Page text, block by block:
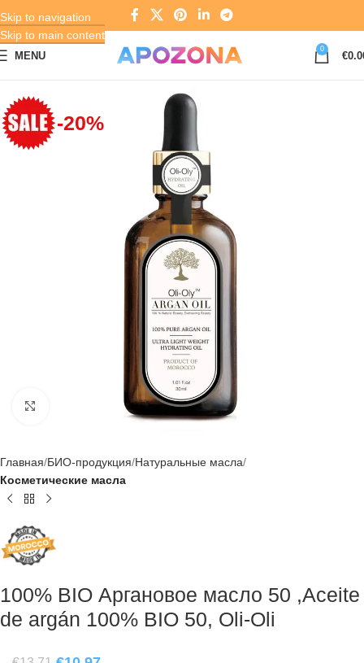
Skip to navigation
Skip to main content
MENU
0
€
-20%
Click to enlarge
Главная БИО-продукция Натуральные масла
Косметические масла
100% BIO Аргановое масло 50 ,Aceite
de argán 100% BIO 50, Oli-Oli